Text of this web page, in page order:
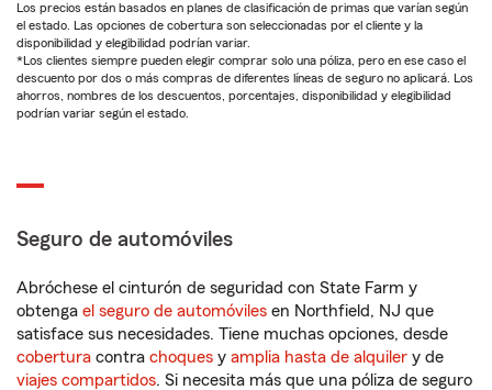
Los precios están basados en planes de clasificación de primas que varían según
el estado. Las opciones de cobertura son seleccionadas por el cliente y la
disponibilidad y elegibilidad podrían variar.
*Los clientes siempre pueden elegir comprar solo una póliza, pero en ese caso el
descuento por dos o más compras de diferentes líneas de seguro no aplicará. Los
ahorros, nombres de los descuentos, porcentajes, disponibilidad y elegibilidad
podrían variar según el estado.
Seguro de automóviles
Abróchese el cinturón de seguridad con State Farm y
obtenga el seguro de automóviles en Northfield, NJ que
satisface sus necesidades. Tiene muchas opciones, desde
cobertura contra choques y amplia hasta de alquiler y de
viajes compartidos. Si necesita más que una póliza de seguro